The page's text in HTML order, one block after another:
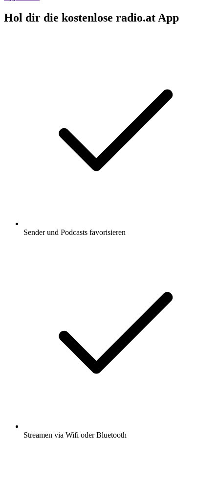
Hol dir die kostenlose radio.at App
Sender und Podcasts favorisieren
Streamen via Wifi oder Bluetooth